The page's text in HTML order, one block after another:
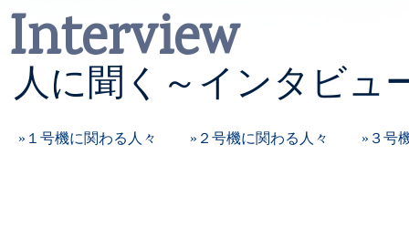
Interview
人に聞く～インタビュ
»１号機に関わる人々 »２号機に関わる人々 »３号